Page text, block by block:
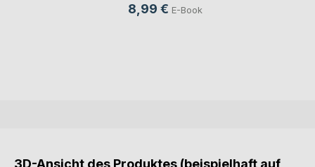
8,99 € E-Book